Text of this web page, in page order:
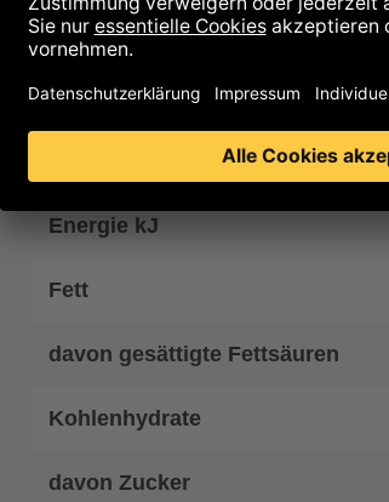
Hinweis auf Allergene
Nährwerte
Energie kJ
Fett
davon gesättigte Fettsäuren
Kohlenhydrate
davon Zucker